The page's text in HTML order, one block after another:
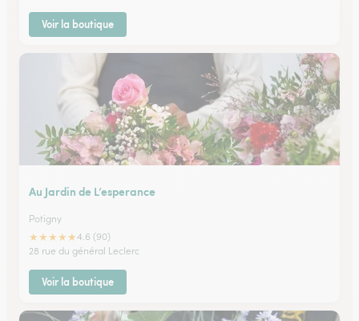
Voir la boutique
Au Jardin de L’esperance
Potigny
★★★★★4.6 (90)
28 rue du général Leclerc
Voir la boutique